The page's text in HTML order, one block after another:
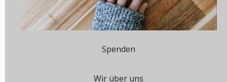
Spenden
Wir über uns